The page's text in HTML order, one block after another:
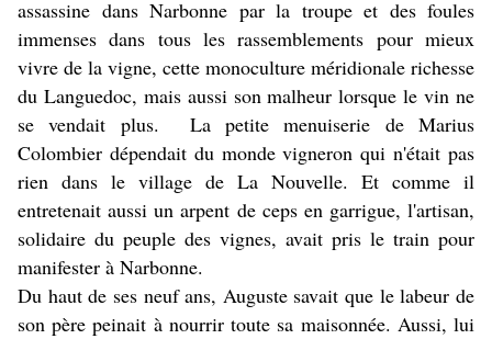
assassine dans Narbonne par la troupe et des foules
immenses dans tous les rassemblements pour mieux
vivre de la vigne, cette monoculture méridionale richesse
du Languedoc, mais aussi son malheur lorsque le vin ne
se vendait plus. La petite menuiserie de Marius
Colombier dépendait du monde vigneron qui n'était pas
rien dans le village de La Nouvelle. Et comme il
entretenait aussi un arpent de ceps en garrigue, l'artisan,
solidaire du peuple des vignes, avait pris le train pour
manifester à Narbonne.
Du haut de ses neuf ans, Auguste savait que le labeur de
son père peinait à nourrir toute sa maisonnée. Aussi, lui